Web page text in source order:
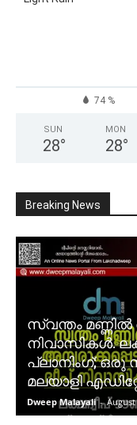
74 %
SUN
28°
MON
28°
Breaking News
സ്വന്തം
നിവാസികൾ.
പ്ലാനിംഗ്; ഒരു
മലയാളി
Dweep Malayali - August